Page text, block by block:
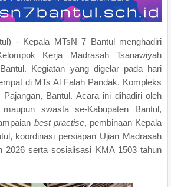
- Kepala MTsN 7 Bantul menghadiri
Kerja Madrasah Tsanawiyah
Kegiatan yang digelar pada hari
di MTs Al Falah Pandak, Kompleks
Bantul. Acara ini dihadiri oleh
swasta se-Kabupaten Bantul,
best practise, pembinaan Kepala
koordinasi persiapan Ujian Madrasah
2026 serta sosialisasi KMA 1503 tahun